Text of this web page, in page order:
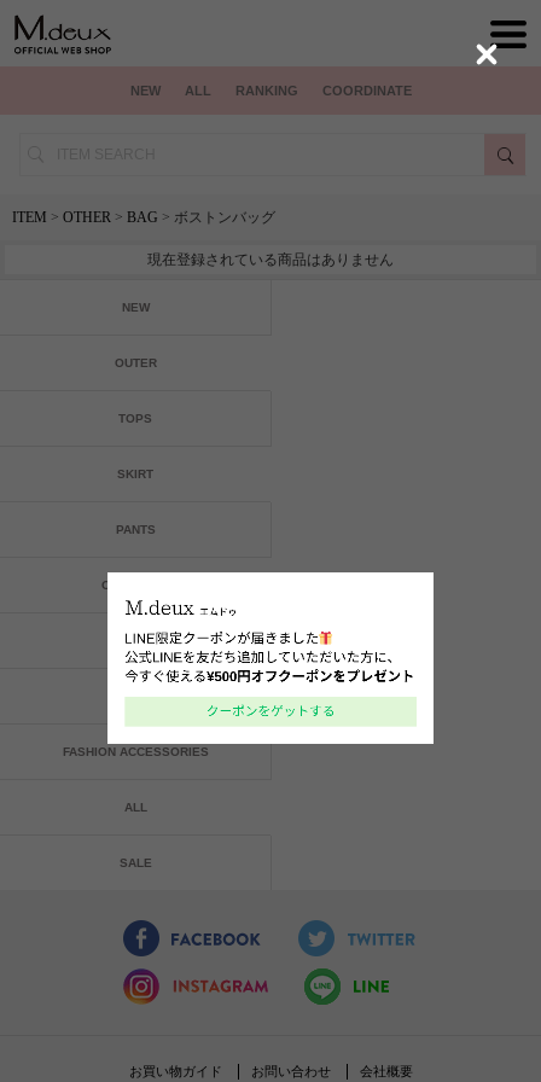
NEW ALL RANKING COORDINATE
ITEM > OTHER > BAG > ボストンバッグ
現在登録されている商品はありません
NEW
OUTER
TOPS
SKIRT
PANTS
ONE-PIECE
BAG
SHOES
FASHION ACCESSORIES
ALL
SALE
お買い物ガイド お問い合わせ 会社概要
Close